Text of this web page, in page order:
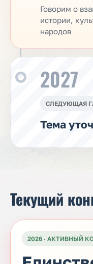
Говорим о
истории,
народов
2027
СЛЕДУЮЩАЯ
Тема
Текущий
2026 · АКТИВНЫЙ